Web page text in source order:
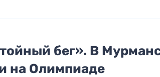
бег». В
на Олимпиаде